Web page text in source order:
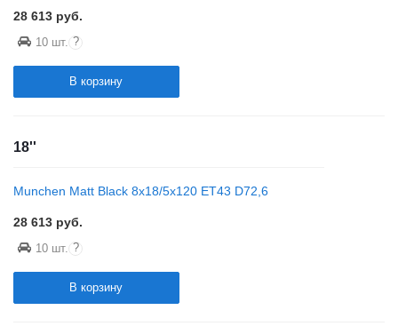
28 613 руб.
10 шт. ?
В корзину
18''
Munchen Matt Black 8x18/5x120 ET43 D72,6
28 613 руб.
10 шт. ?
В корзину